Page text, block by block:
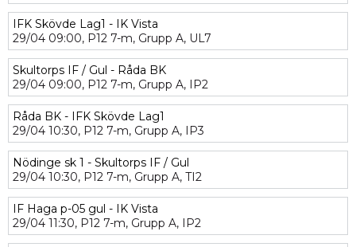
IFK Skövde Lag1 - IK Vista
29/04 09:00, P12 7-m, Grupp A, UL7
Skultorps IF / Gul - Råda BK
29/04 09:00, P12 7-m, Grupp A, IP2
Råda BK - IFK Skövde Lag1
29/04 10:30, P12 7-m, Grupp A, IP3
Nödinge sk 1 - Skultorps IF / Gul
29/04 10:30, P12 7-m, Grupp A, TI2
IF Haga p-05 gul - IK Vista
29/04 11:30, P12 7-m, Grupp A, IP2